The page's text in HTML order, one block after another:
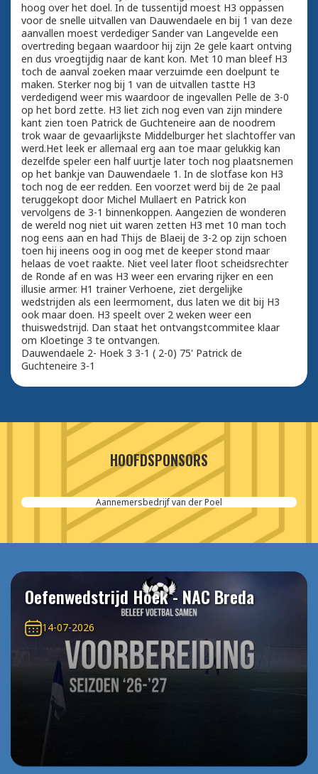
hoog over het doel. In de tussentijd moest H3 oppassen
voor de snelle uitvallen van Dauwendaele en bij 1 van deze
aanvallen moest verdediger Sander van Langevelde een
overtreding begaan waardoor hij zijn 2e gele kaart ontving
en dus vroegtijdig naar de kant kon. Met 10 man bleef H3
toch de aanval zoeken maar verzuimde een doelpunt te
maken. Sterker nog bij 1 van de uitvallen tastte H3
verdedigend weer mis waardoor de ingevallen Pelle de 3-0
op het bord zette. H3 liet zich nog even van zijn mindere
kant zien toen Patrick de Guchteneire aan de noodrem
trok waar de gevaarlijkste Middelburger het slachtoffer van
werd.Het leek er allemaal erg aan toe maar gelukkig kan
dezelfde speler een half uurtje later toch nog plaatsnemen
op het bankje van Dauwendaele 1. In de slotfase kon H3
toch nog de eer redden. Een voorzet werd bij de 2e paal
teruggekopt door Michel Mullaert en Patrick kon
vervolgens de 3-1 binnenkoppen. Aangezien de wonderen
de wereld nog niet uit waren zetten H3 met 10 man toch
nog eens aan en had Thijs de Blaeij de 3-2 op zijn schoen
toen hij ineens oog in oog met de keeper stond maar
helaas de voet raakte. Niet veel later floot scheidsrechter
de Ronde af en was H3 weer een ervaring rijker en een
illusie armer. H1 trainer Verhoene, ziet dergelijke
wedstrijden als een leermoment, dus laten we dit bij H3
ook maar doen. H3 speelt over 2 weken weer een
thuiswedstrijd. Dan staat het ontvangstcommitee klaar
om Kloetinge 3 te ontvangen.
Dauwendaele 2- Hoek 3 3-1 ( 2-0) 75' Patrick de
Guchteneire 3-1
HOOFDSPONSORS
Aannemersbedrijf van der Poel
Oefenwedstrijd Hoek - NAC Breda
14-07-2026